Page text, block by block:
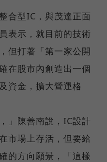
合型IC，與茂達正面
表示，就目前的技術
但打著「第一家公開
在股市內創造出一個
資金，擴大營運格
」陳善南說，IC設計
市場上存活，但要給
的方向願景，「這樣